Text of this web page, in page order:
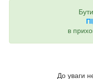
в
До уваги